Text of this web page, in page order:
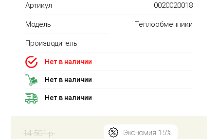
Артикул 0020020018
Модель Теплообменники
Производитель
Нет в наличии
Нет в наличии
Нет в наличии
14 501 р. Экономия 15%